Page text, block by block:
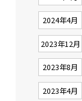
2024年4月
2023年12月
2023年8月
2023年4月